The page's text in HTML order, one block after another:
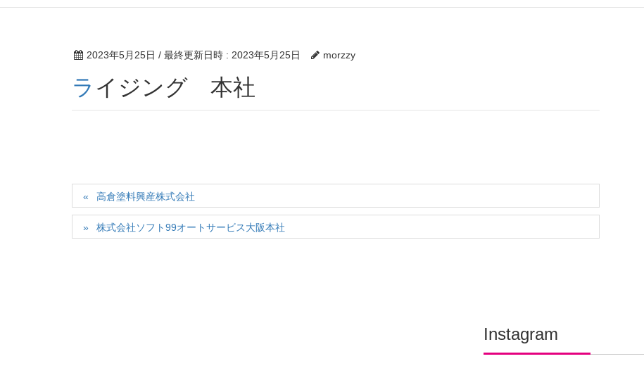
2023年5月25日 / 最終更新日時 : 2023年5月25日 morzzy
ライジング 本社
高倉塗料興産株式会社
株式会社ソフト99オートサービス大阪本社
Instagram